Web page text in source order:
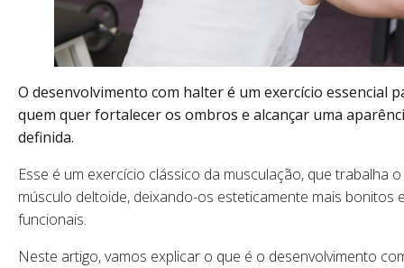
O desenvolvimento com halter é um exercício essencial
quem quer fortalecer os ombros e alcançar uma
definida.
Esse é um exercício clássico da musculação, que trabalha o
músculo deltoide, deixando-os esteticamente mais bonitos
funcionais.
Neste artigo, vamos explicar o que é o desenvolvimento